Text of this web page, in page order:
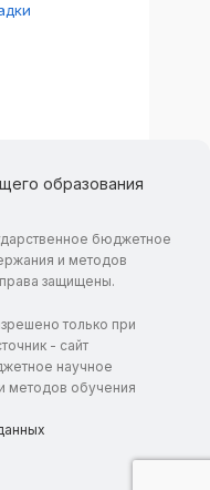
образования
бюджетное
и методов
защищены.
только при
- сайт
научное
методов обучения